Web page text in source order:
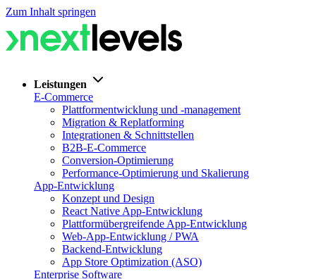
Zum Inhalt springen
Leistungen
E-Commerce
Plattformentwicklung und -management
Migration & Replatforming
Integrationen & Schnittstellen
B2B-E-Commerce
Conversion-Optimierung
Performance-Optimierung und Skalierung
App-Entwicklung
Konzept und Design
React Native App-Entwicklung
Plattformübergreifende App-Entwicklung
Web-App-Entwicklung / PWA
Backend-Entwicklung
App Store Optimization (ASO)
Enterprise Software